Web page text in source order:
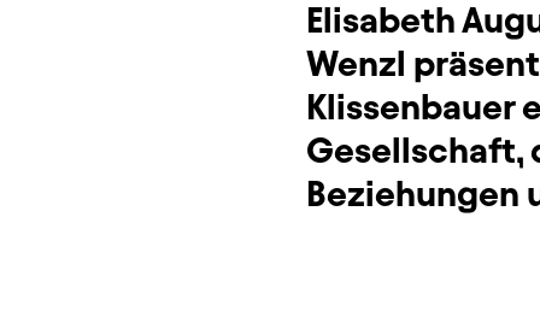
Elisabeth
Wenzl
Klissenbauer
Gesellschaft,
Beziehungen